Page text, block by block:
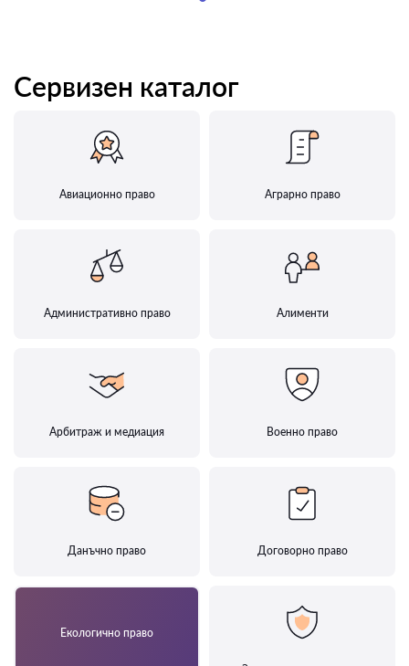
Сервизен каталог
Авиационно право Аграрно право
Административно право Алименти
Арбитраж и медиация Военно право
Данъчно право Договорно право
Екологично право